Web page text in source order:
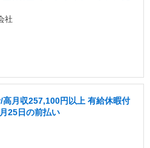
社
高月収257,100円以上 ️有給休暇付
25日の前払い